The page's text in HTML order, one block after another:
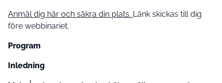
Anmäl dig här och säkra din plats. Länk skickas till dig
före webbinariet.
Program
Inledning